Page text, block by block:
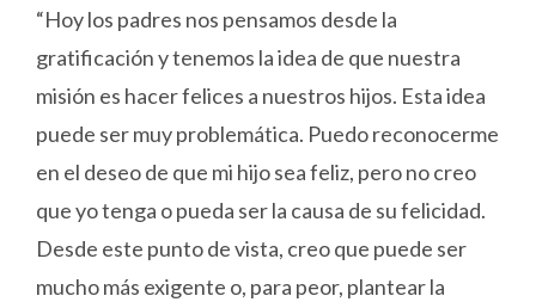
“Hoy los padres nos pensamos desde la
gratificación y tenemos la idea de que nuestra
misión es hacer felices a nuestros hijos. Esta idea
puede ser muy problemática. Puedo reconocerme
en el deseo de que mi hijo sea feliz, pero no creo
que yo tenga o pueda ser la causa de su felicidad.
Desde este punto de vista, creo que puede ser
mucho más exigente o, para peor, plantear la